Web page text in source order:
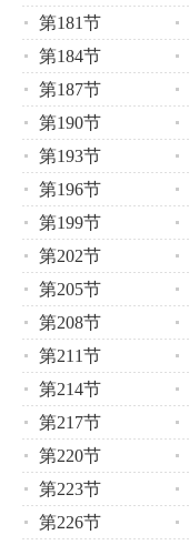
第181节
第184节
第187节
第190节
第193节
第196节
第199节
第202节
第205节
第208节
第211节
第214节
第217节
第220节
第223节
第226节